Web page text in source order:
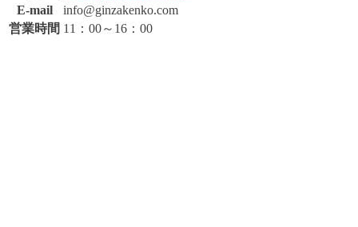
E-mail
info@ginzakenko.com
営業時間 11：00～16：00